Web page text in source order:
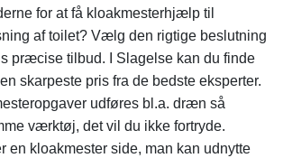
for at få kloakmesterhjælp til
af toilet? Vælg den rigtige beslutning
præcise tilbud. I Slagelse kan du finde
skarpeste pris fra de bedste eksperter.
udføres bl.a. dræn så
værktøj, det vil du ikke fortryde.
en kloakmester side, man kan udnytte